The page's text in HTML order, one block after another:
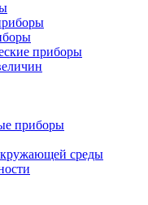
приборы
приборы
среды